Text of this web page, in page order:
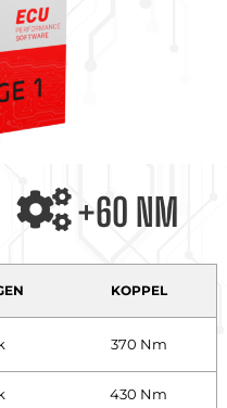
+60 NM
KOPPEL
370 Nm
430 Nm